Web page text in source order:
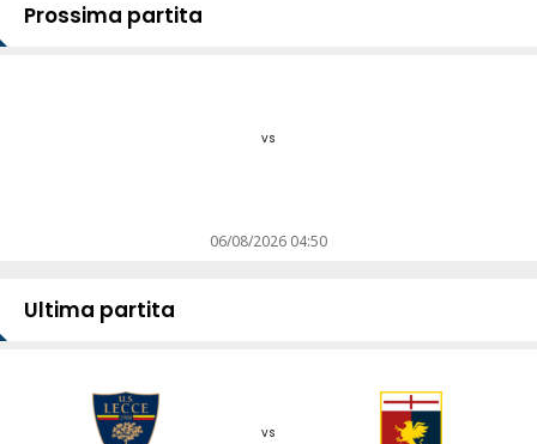
Prossima partita
vs
06/08/2026 04:50
Ultima partita
vs